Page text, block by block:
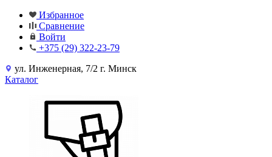
Избранное
Сравнение
Войти
+375 (29) 322-23-79
ул. Инженерная, 7/2 г. Минск
Каталог